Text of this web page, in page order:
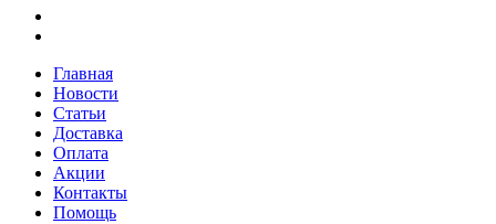
Главная
Новости
Статьи
Доставка
Оплата
Акции
Контакты
Помощь